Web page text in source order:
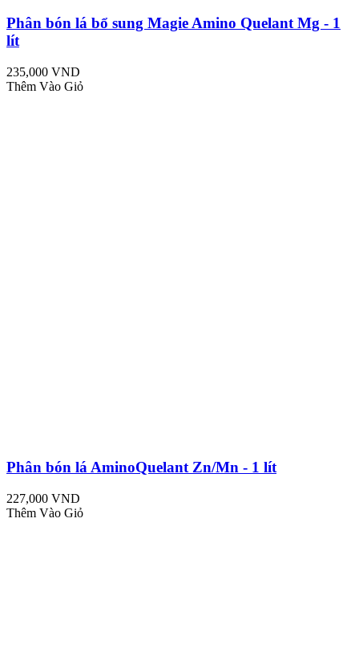
Phân bón lá bổ sung Magie Amino Quelant Mg - 1
lít
235,000 VND
Thêm Vào Giỏ
Phân bón lá AminoQuelant Zn/Mn - 1 lít
227,000 VND
Thêm Vào Giỏ